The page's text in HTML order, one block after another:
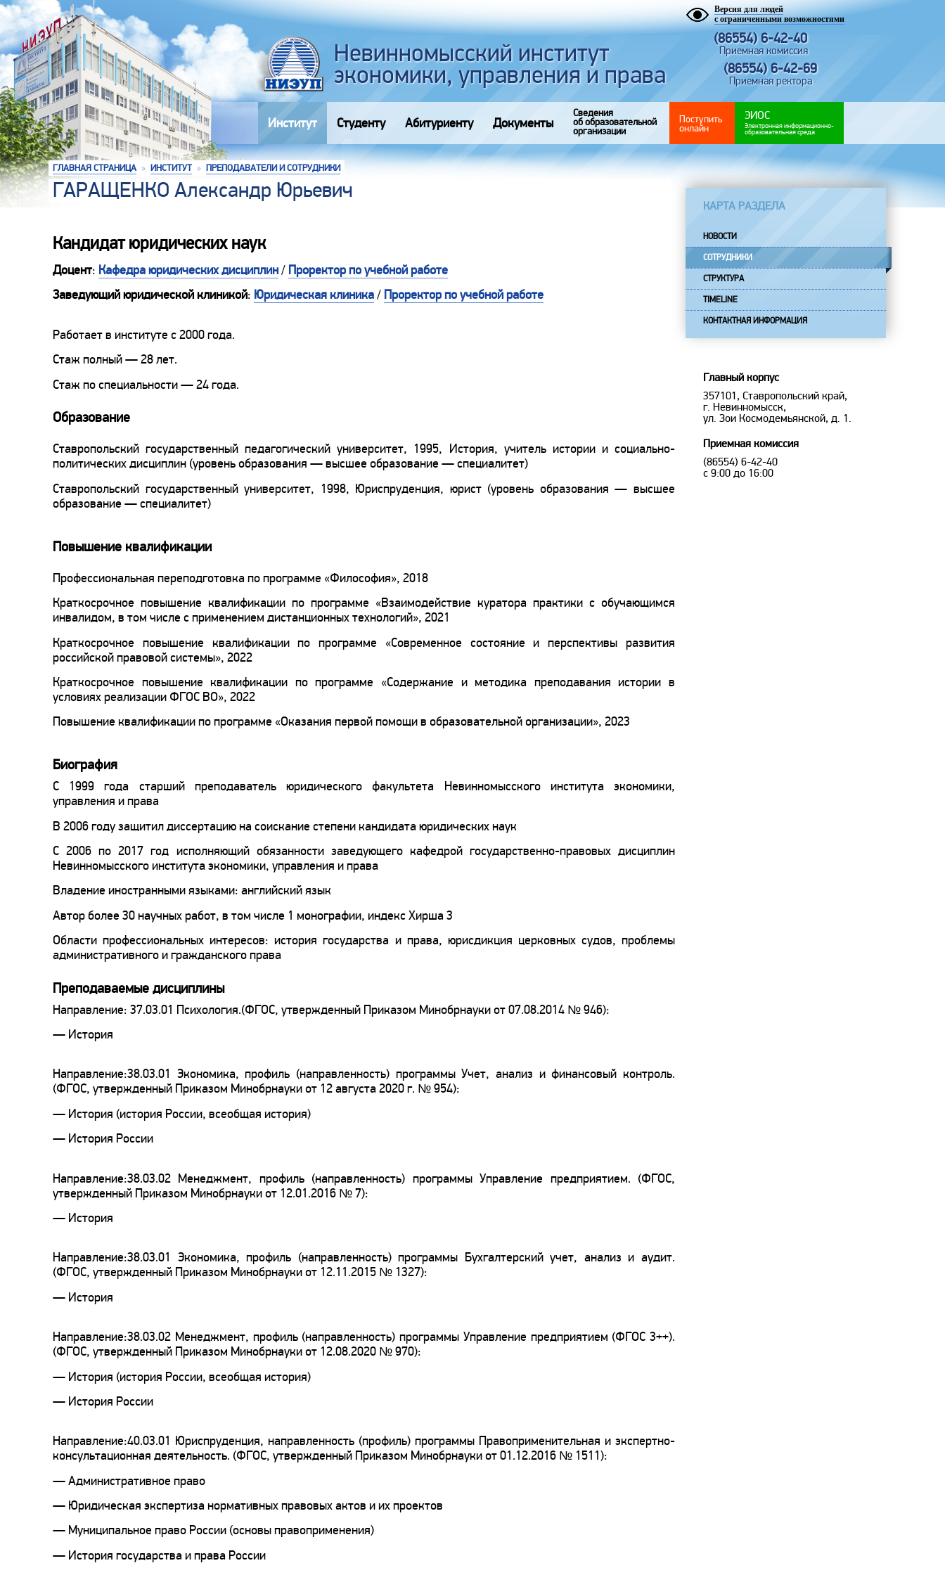
Невинномысский институт
экономики, управления и права
Версия для людей
с ограниченными возможностями
(86554) 6-42-40
Приемная комиссия
(86554) 6-42-69
Приемная ректора
Институт Студенту Абитуриенту Документы
Сведения
об образовательной
организации
Поступить
онлайн
ЭИОС
Электронная информационно-
образовательная среда
ГЛАВНАЯ СТРАНИЦА » ИНСТИТУТ » ПРЕПОДАВАТЕЛИ И СОТРУДНИКИ
ГАРАЩЕНКО Александр Юрьевич
Кандидат юридических наук
Доцент: Кафедра юридических дисциплин/ Проректор по учебной работе
Заведующий юридической клиникой: Юридическая клиника/ Проректор по учебной работе
Работает в институте с 2000 года.
Стаж полный — 28 лет.
Стаж по специальности — 24 года.
Образование
Ставропольский государственный педагогический университет, 1995, История, учитель истории и социально-
политических дисциплин (уровень образования — высшее образование — специалитет)
Ставропольский государственный университет, 1998, Юриспруденция, юрист (уровень образования — высшее
образование — специалитет)
Повышение квалификации
Профессиональная переподготовка по программе «Философия», 2018
Краткосрочное повышение квалификации по программе «Взаимодействие куратора практики с обучающимся
инвалидом, в том числе с применением дистанционных технологий», 2021
Краткосрочное повышение квалификации по программе «Современное состояние и перспективы развития
российской правовой системы», 2022
Краткосрочное повышение квалификации по программе «Содержание и методика преподавания истории в
условиях реализации ФГОС ВО», 2022
Повышение квалификации по программе «Оказания первой помощи в образовательной организации», 2023
Биография
С 1999 года старший преподаватель юридического факультета Невинномысского института экономики,
управления и права
В 2006 году защитил диссертацию на соискание степени кандидата юридических наук
С 2006 по 2017 год исполняющий обязанности заведующего кафедрой государственно-правовых дисциплин
Невинномысского института экономики, управления и права
Владение иностранными языками: английский язык
Автор более 30 научных работ, в том числе 1 монографии, индекс Хирша 3
Области профессиональных интересов: история государства и права, юрисдикция церковных судов, проблемы
административного и гражданского права
Преподаваемые дисциплины
Направление: 37.03.01 Психология.(ФГОС, утвержденный Приказом Минобрнауки от 07.08.2014 № 946):
— История
Направление:38.03.01 Экономика, профиль (направленность) программы Учет, анализ и финансовый контроль.
(ФГОС, утвержденный Приказом Минобрнауки от 12 августа 2020 г. № 954):
— История (история России, всеобщая история)
— История России
Направление:38.03.02 Менеджмент, профиль (направленность) программы Управление предприятием. (ФГОС,
утвержденный Приказом Минобрнауки от 12.01.2016 № 7):
— История
Направление:38.03.01 Экономика, профиль (направленность) программы Бухгалтерский учет, анализ и аудит.
(ФГОС, утвержденный Приказом Минобрнауки от 12.11.2015 № 1327):
— История
Направление:38.03.02 Менеджмент, профиль (направленность) программы Управление предприятием (ФГОС 3++).
(ФГОС, утвержденный Приказом Минобрнауки от 12.08.2020 № 970):
— История (история России, всеобщая история)
— История России
Направление:40.03.01 Юриспруденция, направленность (профиль) программы Правоприменительная и экспертно-
консультационная деятельность. (ФГОС, утвержденный Приказом Минобрнауки от 01.12.2016 № 1511):
— Административное право
— Юридическая экспертиза нормативных правовых актов и их проектов
— Муниципальное право России (основы правоприменения)
— История государства и права России
КАРТА РАЗДЕЛА
НОВОСТИ
СОТРУДНИКИ
СТРУКТУРА
TIMELINE
КОНТАКТНАЯ ИНФОРМАЦИЯ
Главный корпус
357101, Ставропольский край,
г. Невинномысск,
ул. Зои Космодемьянской, д. 1.
Приемная комиссия
(86554) 6-42-40
с 9:00 до 16:00